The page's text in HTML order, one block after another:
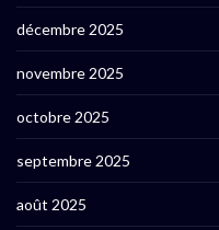
décembre 2025
novembre 2025
octobre 2025
septembre 2025
août 2025